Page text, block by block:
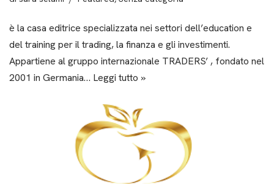
è la casa editrice specializzata nei settori dell’education e
del training per il trading, la finanza e gli investimenti.
Appartiene al gruppo internazionale TRADERS’ , fondato nel
2001 in Germania… Leggi tutto »